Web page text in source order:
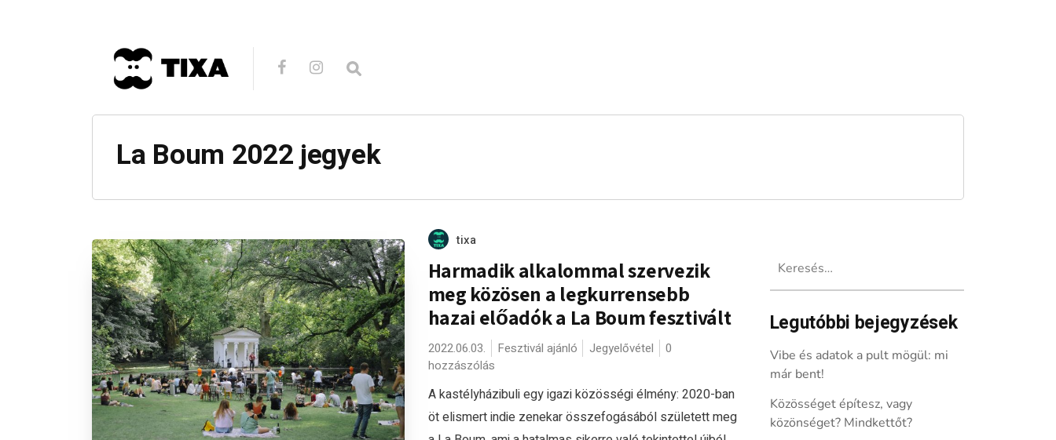
La Boum 2022 jegyek
tixa
Harmadik alkalommal szervezik
meg közösen a legkurrensebb
hazai előadók a La Boum fesztivált
2022.06.03. Fesztivál ajánló Jegyelővétel
0
hozzászólás
A kastélyházibuli egy igazi közösségi élmény: 2020-ban
öt elismert indie zenekar összefogásából született meg
Legutóbbi bejegyzések
Vibe és adatok a pult mögül: mi
már bent!
Közösséget építesz, vagy
közönséget? Mindkettőt?